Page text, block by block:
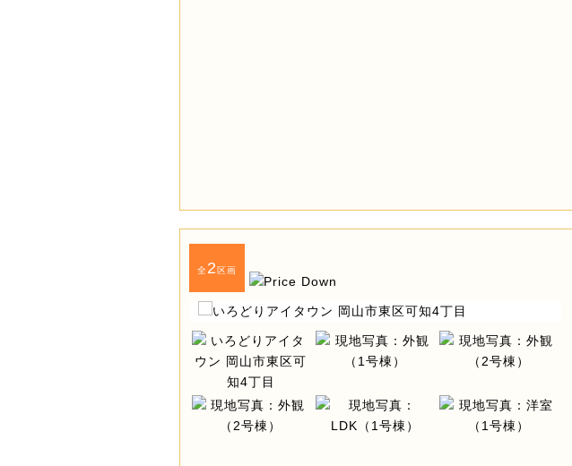
全2 区画